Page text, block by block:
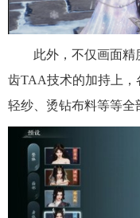
此外，不仅画面精度
齿TAA技术的加持上，
轻纱、烫钻布料等等全